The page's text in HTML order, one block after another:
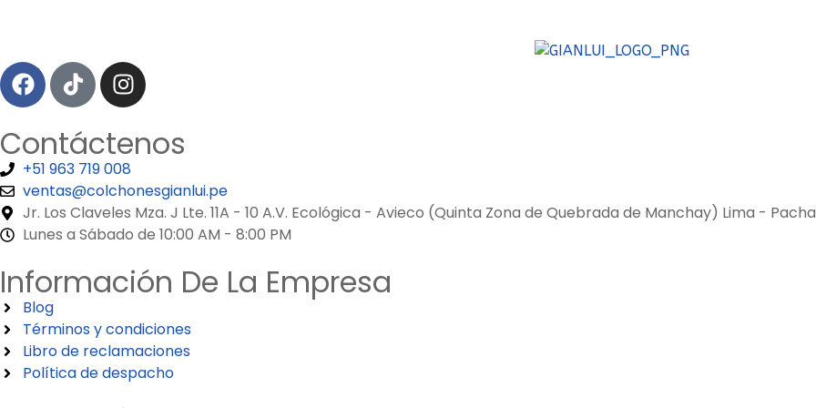
Contáctenos
+51 963 719 008
ventas@colchonesgianlui.pe
Jr. Los Claveles Mza. J Lte. 11A - 10 A.V. Ecológica - Avieco (Quinta Zona de Quebrada de Manchay) Lima -
Lunes a Sábado de 10:00 AM - 8:00 PM
Información De La Empresa
Blog
Términos y condiciones
Libro de reclamaciones
Política de despacho